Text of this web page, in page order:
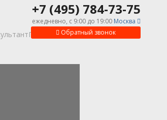
Обратный звонок
+7 (495) 784-73-75
ежедневно, c 9:00 до 19:00 Москва